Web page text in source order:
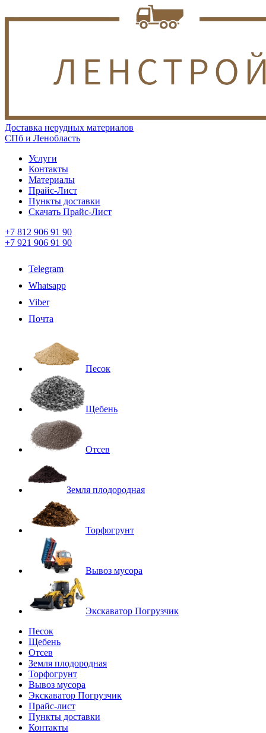
Доставка нерудных материалов
СПб и Ленобласть
Услуги
Контакты
Материалы
Прайс-Лист
Пункты доставки
Скачать Прайс-Лист
+7 812 906 91 90
+7 921 906 91 90
Telegram
Whatsapp
Viber
Почта
Песок
Щебень
Отсев
Земля плодородная
Торфогрунт
Вывоз мусора
Экскаватор Погрузчик
Песок
Щебень
Отсев
Земля плодородная
Торфогрунт
Вывоз мусора
Экскаватор Погрузчик
Прайс-лист
Пункты доставки
Контакты